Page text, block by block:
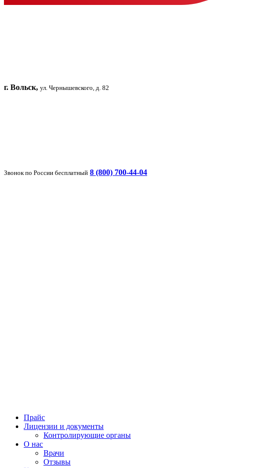
г. Вольск, ул. Чернышевского, д. 82
Звонок по России бесплатный 8 (800) 700-44-04
Прайс
Лицензии и документы
Контролирующие органы
О нас
Врачи
Отзывы